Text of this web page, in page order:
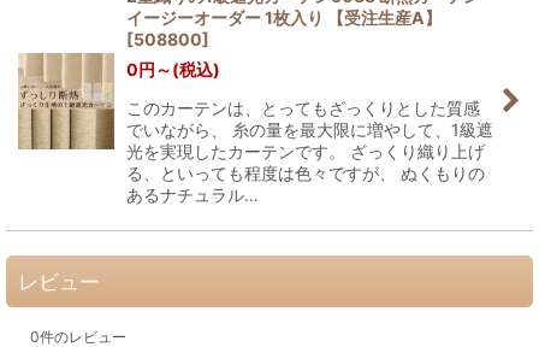
イージーオーダー 1枚入り 【受注生産A】
[508800]
0円 ～(税込)
このカーテンは、とってもざっくりとした質感
でいながら、 糸の量を最大限に増やして、1級遮
光を実現したカーテンです。 ざっくり織り上げ
る、といっても程度は色々ですが、 ぬくもりの
あるナチュラル…
レビュー
0件のレビュー